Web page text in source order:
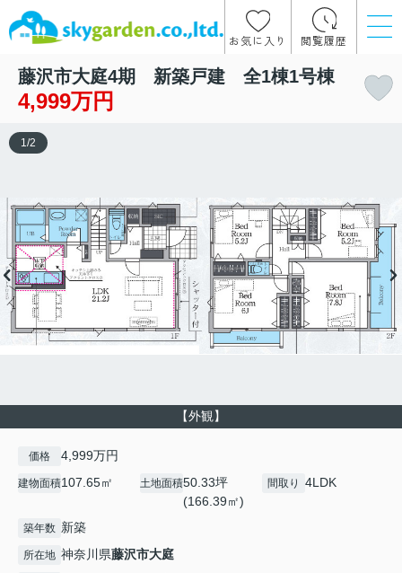
お気に入り 閲覧履歴
藤沢市大庭4期 新築戸建 全1棟1号棟
4,999万円
【外観】
1 /2
価格 4,999万円
建物面積107.65㎡ 土地面積50.33坪
(166.39㎡)
間取り 4LDK
築年数 新築
所在地 神奈川県藤沢市大庭